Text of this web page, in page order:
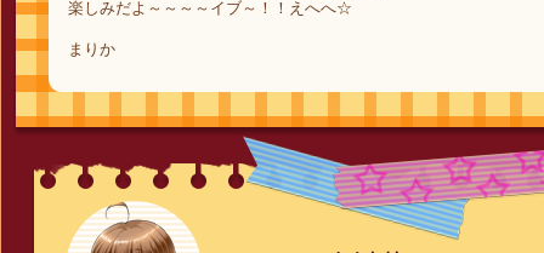
楽しみだよ～～～～イブ～！！えへへ☆
まりか